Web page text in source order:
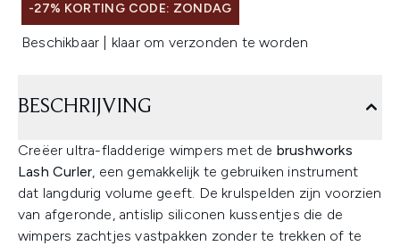
-27% KORTING CODE: ZONDAG
Beschikbaar | klaar om verzonden te worden
BESCHRIJVING
Creëer ultra-fladderige wimpers met de brushworks
Lash Curler, een gemakkelijk te gebruiken instrument
dat langdurig volume geeft. De krulspelden zijn voorzien
van afgeronde, antislip siliconen kussentjes die de
wimpers zachtjes vastpakken zonder te trekken of te